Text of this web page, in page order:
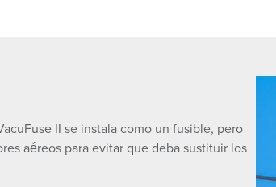
II se instala como un fusible, pero
aéreos para evitar que deba sustituir los